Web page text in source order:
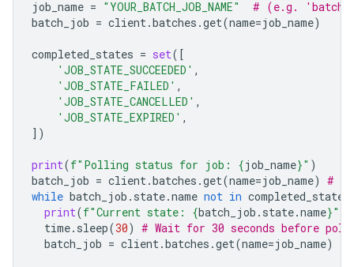
job_name = "YOUR_BATCH_JOB_NAME"
# (e.g.
batch_job = client.batches .get(name=job_name)
completed_states = set([
'JOB_STATE_SUCCEEDED' ,
'JOB_STATE_FAILED' ,
'JOB_STATE_CANCELLED' ,
'JOB_STATE_EXPIRED' ,
])
print(f"Polling status for job: {job_name}" )
batch_job = client.batches .get(name=job_name) #
while batch_job . state.name not in completed_states
print(f"Current state: {batch_job . state.name}"
time. sleep(30) # Wait for 30 seconds before
batch_job = client.batches .get(name=job_name)